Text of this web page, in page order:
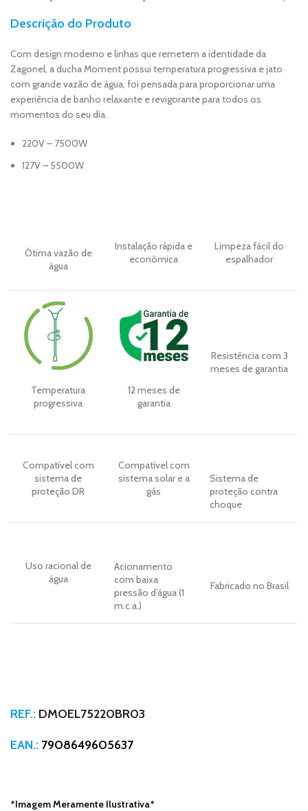
Descrição do Produto
Com design moderno e linhas que remetem a identidade da
Zagonel, a ducha Moment possui temperatura progressiva e jato
com grande vazão de água, foi pensada para proporcionar uma
experiência de banho relaxante e revigorante para todos os
momentos do seu dia.
220V – 7500W
127V – 5500W
Ótima vazão de
água
Instalação rápida e
econômica
Limpeza fácil do
espalhador
Temperatura
progressiva
12 meses de
garantia
Resistência com 3
meses de garantia
Compatível com
sistema de
proteção DR
Compatível com
sistema solar e a
gás
Sistema de
proteção contra
choque
Uso racional de
água
Acionamento
com baixa
pressão d’água (1
m.c.a.)
Fabricado no Brasil
REF.: DMOEL75220BR03
EAN.: 7908649605637
*Imagem Meramente Ilustrativa*